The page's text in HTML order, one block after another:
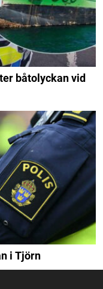
båtolyckan vid
i Tjörn